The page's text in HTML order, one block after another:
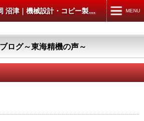
東海精機株式会社（静岡 沼津｜機械設計・コピー製本スキャン） MENU
ログ～東海精機の声～